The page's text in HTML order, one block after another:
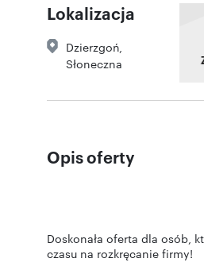
Lokalizacja
Dzierzgoń
Słoneczna
Opis oferty
Doskonała oferta dla osób,
czasu na rozkręcanie firmy!